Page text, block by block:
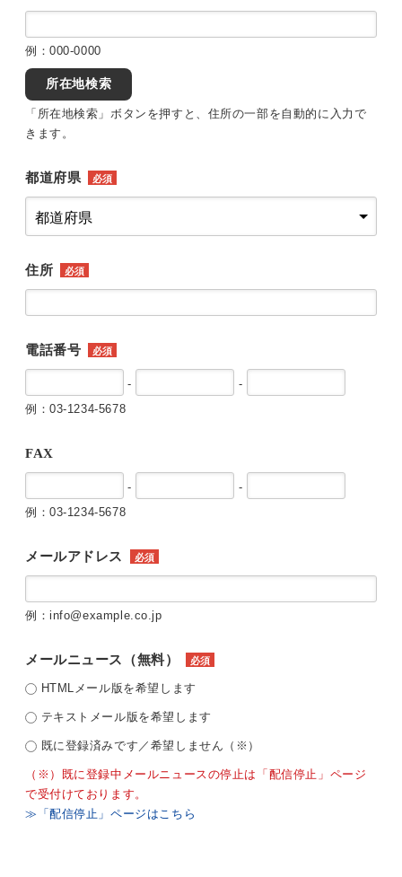
例：000-0000
所在地検索
「所在地検索」ボタンを押すと、住所の一部を自動的に入力で
きます。
都道府県 必須
住所 必須
電話番号 必須
-
-
例：03-1234-5678
FAX
-
-
例：03-1234-5678
メールアドレス 必須
例：info@example.co.jp
メールニュース（無料） 必須
HTMLメール版を希望します
テキストメール版を希望します
既に登録済みです／希望しません（※）
（※）既に登録中メールニュースの停止は「配信停止」ページ
で受付けております。
≫「配信停止」ページはこちら